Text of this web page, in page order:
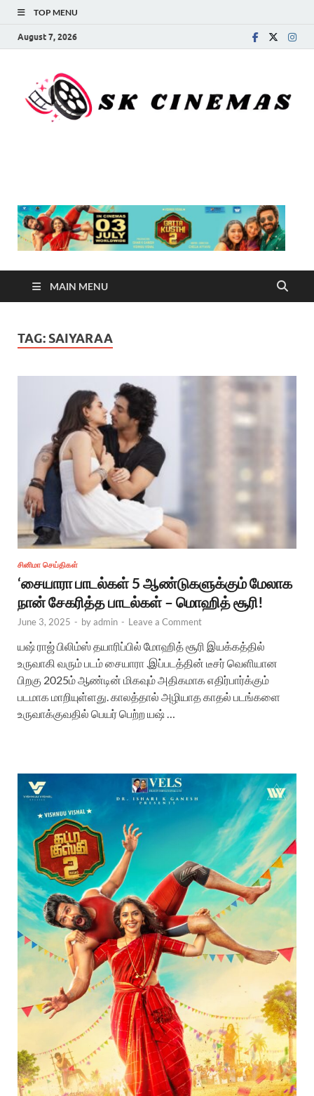
TOP MENU
August 7, 2026
MAIN MENU
TAG: SAIYARAA
சினிமா செய்திகள்
‘சையாரா பாடல்கள் 5 ஆண்டுகளுக்கும் மேலாக
நான் சேகரித்த பாடல்கள் – மொஹித் சூரி!
June 3, 2025 - byadmin - Leave a Comment
யஷ் ராஜ் பிலிம்ஸ் தயாரிப்பில் மோஹித் சூரி இயக்கத்தில்
உருவாகி வரும் படம் சையாரா .இப்படத்தின் டீசர் வெளியான
பிறகு 2025ம் ஆண்டின் மிகவும் அதிகமாக எதிர்பார்க்கும்
படமாக மாறியுள்ளது. காலத்தால் அழியாத காதல் படங்களை
உருவாக்குவதில் பெயர் பெற்ற யஷ் …